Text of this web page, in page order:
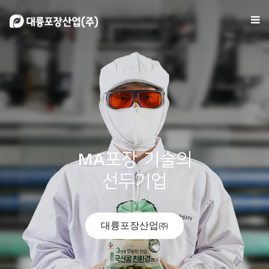
MA포장 기술의
선두기업
대륭포장산업㈜
Company
Business
Facility
Consulting
Customer